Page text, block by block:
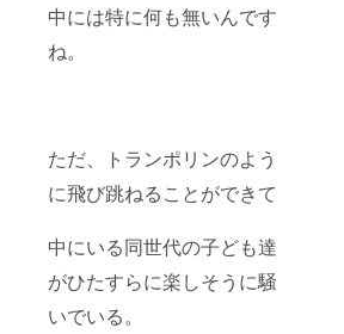
中には特に何も無いんです
ね。
ただ、トランポリンのよう
に飛び跳ねることができて
中にいる同世代の子ども達
がひたすらに楽しそうに騒
いでいる。